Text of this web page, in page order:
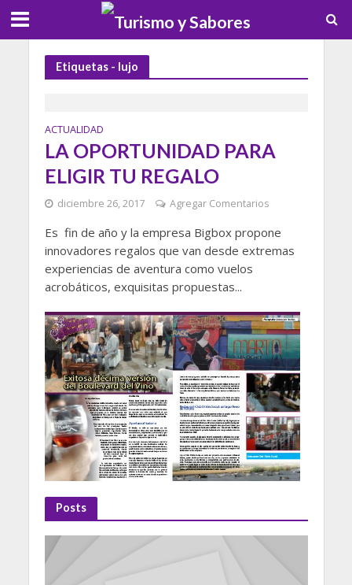
Etiquetas - lujo
ACTUALIDAD
LA OPORTUNIDAD PARA
ELIGIR TU REGALO
diciembre 26, 2017 Agregar Comentarios
Es fin de año y la empresa Bigbox propone
innovadores regalos que van desde extremas
experiencias de aventura como vuelos
acrobáticos, exquisitas propuestas...
Posts